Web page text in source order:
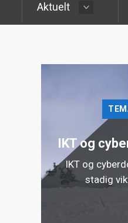
Aktuelt
IKT og
IKT og
stadig